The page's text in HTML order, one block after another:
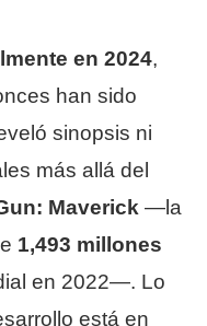
en 2024,
han sido
sinopsis ni
más allá del
Maverick —la
1,493 millones
en 2022—. Lo
está en